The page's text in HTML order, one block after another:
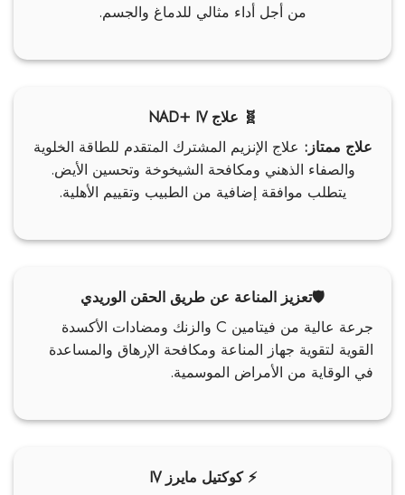
من أجل أداء مثالي للدماغ والجسم.
🧬 علاج NAD+ IV
علاج ممتاز: علاج الإنزيم المشترك المتقدم للطاقة الخلوية
والصفاء الذهني ومكافحة الشيخوخة وتحسين الأيض.
يتطلب موافقة إضافية من الطبيب وتقييم الأهلية.
🛡️تعزيز المناعة عن طريق الحقن الوريدي
جرعة عالية من فيتامين C والزنك ومضادات الأكسدة
القوية لتقوية جهاز المناعة ومكافحة الإرهاق والمساعدة
في الوقاية من الأمراض الموسمية.
⚡ كوكتيل مايرز IV